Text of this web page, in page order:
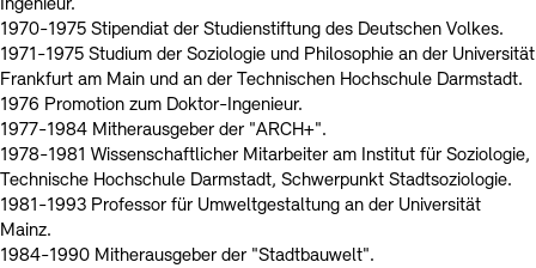
Ingenieur.
1970-1975 Stipendiat der Studienstiftung des Deutschen Volkes.
1971-1975 Studium der Soziologie und Philosophie an der Universität
Frankfurt am Main und an der Technischen Hochschule Darmstadt.
1976 Promotion zum Doktor-Ingenieur.
1977-1984 Mitherausgeber der "ARCH+".
1978-1981 Wissenschaftlicher Mitarbeiter am Institut für Soziologie,
Technische Hochschule Darmstadt, Schwerpunkt Stadtsoziologie.
1981-1993 Professor für Umweltgestaltung an der Universität
Mainz.
1984-1990 Mitherausgeber der "Stadtbauwelt".